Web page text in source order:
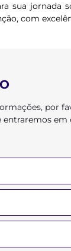
sua jornada
com
por
entraremos em